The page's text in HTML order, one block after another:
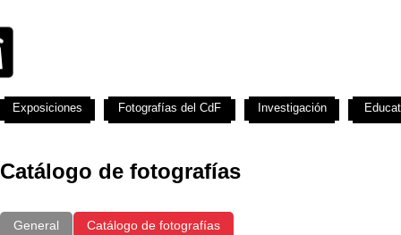
Catálogo de fotografías
General Catálogo de fotografías
Exposiciones Fotografías del CdF Investigación